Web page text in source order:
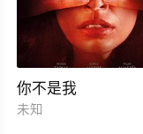
你不是我
未知